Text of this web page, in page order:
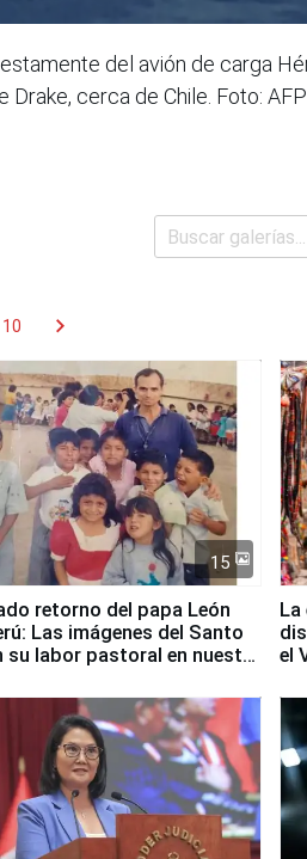
del avión de carga
cerca de Chile. Foto: AFP
10 chevron_right
15
retorno del papa León
Las imágenes del Santo
su labor pastoral en nuestro
La
el